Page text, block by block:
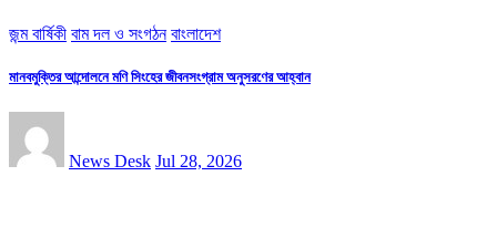
জন্ম বার্ষিকী বাম দল ও সংগঠন বাংলাদেশ
মানবমুক্তির আন্দোলনে মণি সিংহের জীবনসংগ্রাম অনুসরণের আহ্বান
News Desk Jul 28, 2026